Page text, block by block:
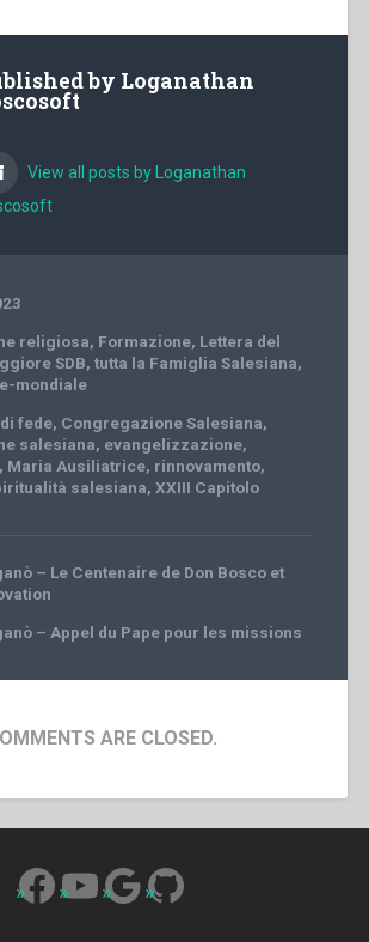
by Loganathan
View all posts by Loganathan
religiosa, Formazione, Lettera del
SDB, tutta la Famiglia Salesiana,
mondiale
fede, Congregazione Salesiana,
salesiana, evangelizzazione,
Maria Ausiliatrice, rinnovamento,
salesiana, XXIII Capitolo
– Le Centenaire de Don Bosco et
– Appel du Pape pour les missions
ARE CLOSED.
Facebook
YouTube
Google
GitHub